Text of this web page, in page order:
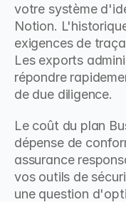
votre système
Notion.
exigences de
Les exports
répondre
de due diligence.
Le coût du plan
dépense de
assurance
vos outils de
une question